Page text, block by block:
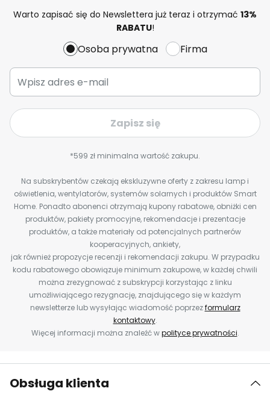
Warto zapisać się do Newslettera już teraz i otrzymać 13%
RABATU!
Osoba prywatna Firma
Zapisz się
*599 zł minimalna wartość zakupu.
Na subskrybentów czekają ekskluzywne oferty z zakresu lamp i
oświetlenia, wentylatorów, systemów solarnych i produktów Smart
Home. Ponadto abonenci otrzymają kupony rabatowe, obniżki cen
produktów, pakiety promocyjne, rekomendacje i prezentacje
produktów, a także materiały od potencjalnych partnerów
kooperacyjnych, ankiety,
jak również propozycje recenzji i rekomendacji zakupu. W przypadku
kodu rabatowego obowiązuje minimum zakupowe, w każdej chwili
można zrezygnować z subskrypcji korzystając z linku
umożliwiającego rezygnację, znajdującego się w każdym
newsletterze lub wysyłając wiadomość poprzezformularz
kontaktowy.
Więcej informacji można znaleźć wpolityce prywatności.
Obsługa klienta